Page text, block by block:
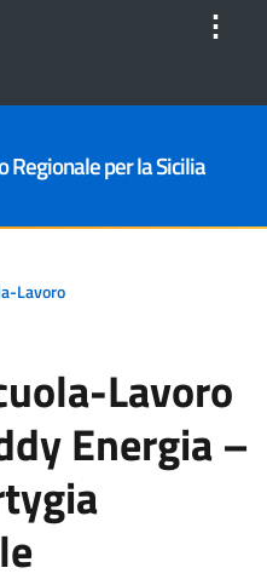
⋮
Regionale per la Sicilia
Lavoro
Lavoro
Energia –